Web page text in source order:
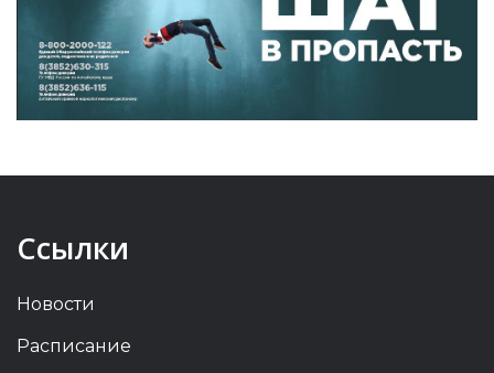
Ссылки
Новости
Расписание